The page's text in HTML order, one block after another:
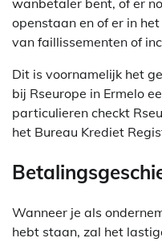
wanbetaler bent, of er
openstaan en of er in
van faillissementen of
Dit is voornamelijk het
bij Rseurope in Ermelo
particulieren checkt
het Bureau Krediet
Wanneer je als
hebt staan, zal het